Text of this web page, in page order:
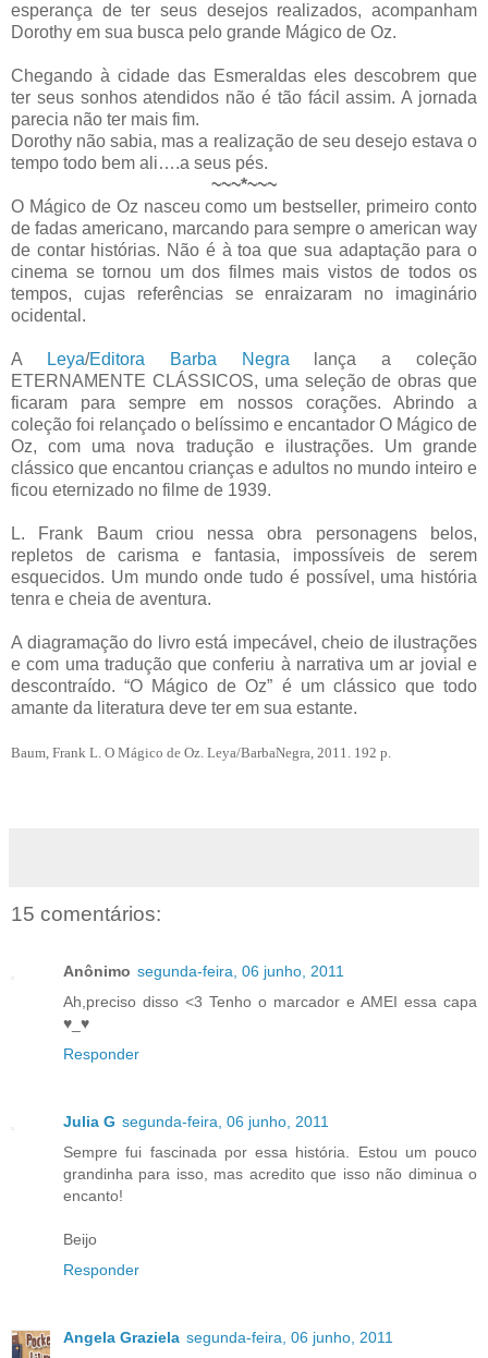
esperança de ter seus desejos realizados, acompanham
Dorothy em sua busca pelo grande Mágico de Oz.
Chegando à cidade das Esmeraldas eles descobrem que
ter seus sonhos atendidos não é tão fácil assim. A jornada
parecia não ter mais fim.
Dorothy não sabia, mas a realização de seu desejo estava o
tempo todo bem ali….a seus pés.
~~~*~~~
O Mágico de Oz nasceu como um bestseller, primeiro conto
de fadas americano, marcando para sempre o american way
de contar histórias. Não é à toa que sua adaptação para o
cinema se tornou um dos filmes mais vistos de todos os
tempos, cujas referências se enraizaram no imaginário
ocidental.
A Leya/Editora Barba Negra lança a coleção
ETERNAMENTE CLÁSSICOS, uma seleção de obras que
ficaram para sempre em nossos corações. Abrindo a
coleção foi relançado o belíssimo e encantador O Mágico de
Oz, com uma nova tradução e ilustrações. Um grande
clássico que encantou crianças e adultos no mundo inteiro e
ficou eternizado no filme de 1939.
L. Frank Baum criou nessa obra personagens belos,
repletos de carisma e fantasia, impossíveis de serem
esquecidos. Um mundo onde tudo é possível, uma história
tenra e cheia de aventura.
A diagramação do livro está impecável, cheio de ilustrações
e com uma tradução que conferiu à narrativa um ar jovial e
descontraído. “O Mágico de Oz” é um clássico que todo
amante da literatura deve ter em sua estante.
Baum, Frank L. O Mágico de Oz. Leya/BarbaNegra, 2011. 192 p.
15 comentários:
Anônimo segunda-feira, 06 junho, 2011
Ah,preciso disso <3 Tenho o marcador e AMEI essa capa
♥_♥
Responder
Julia G segunda-feira, 06 junho, 2011
Sempre fui fascinada por essa história. Estou um pouco
grandinha para isso, mas acredito que isso não diminua o
encanto!
Beijo
Responder
Angela Graziela segunda-feira, 06 junho, 2011